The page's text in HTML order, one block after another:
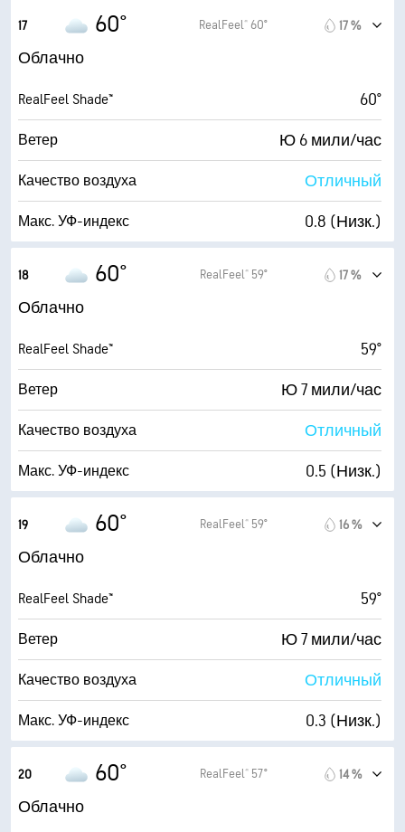
Влажность
Точка росы 53° F
AccuLumen Brightness Index™ 2 (Темно)
Облачность 90 %
Видимость 10 мили
17 60° RealFeel® 60° 17 %
Облачно
RealFeel Shade™ 60°
Ветер Ю 6 мили/час
Качество воздуха Отличный
Макс. УФ-индекс 0.8 (Низк.)
Влажность
Точка росы 53° F
AccuLumen Brightness Index™ 2 (Темно)
Облачность 91 %
Видимость 10 мили
18 60° RealFeel® 59° 17 %
Облачно
RealFeel Shade™ 59°
Ветер Ю 7 мили/час
Качество воздуха Отличный
Макс. УФ-индекс 0.5 (Низк.)
Влажность
Точка росы 53° F
AccuLumen Brightness Index™ 1 (Темно)
Облачность 96 %
Видимость 10 мили
19 60° RealFeel® 59° 16 %
Облачно
RealFeel Shade™ 59°
Ветер Ю 7 мили/час
Качество воздуха Отличный
Макс. УФ-индекс 0.3 (Низк.)
Влажность
20 60° RealFeel® 57° 14 %
Облачно